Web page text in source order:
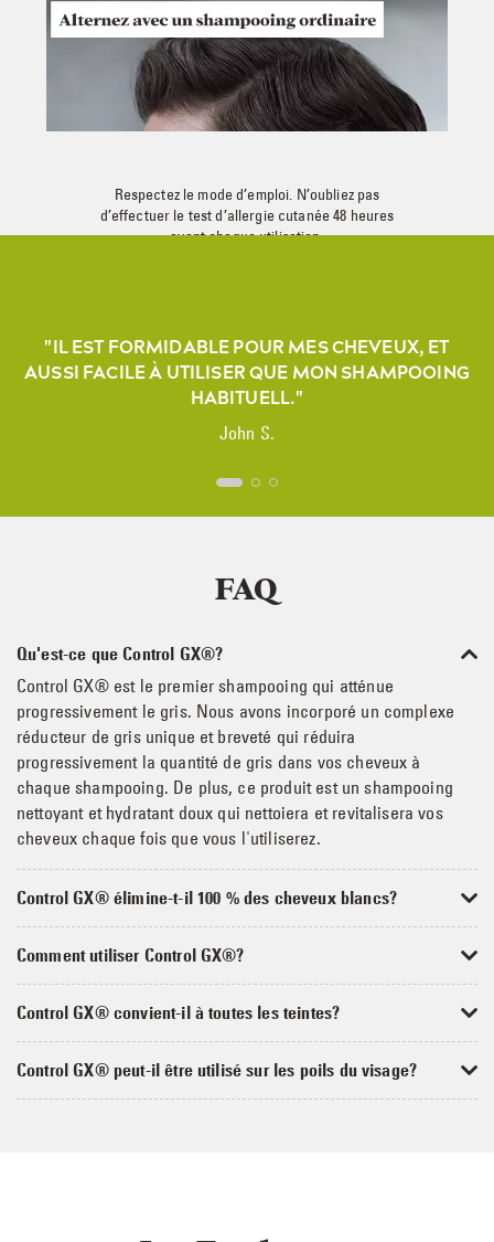
Respectez le mode d’emploi. N’oubliez pas
d’effectuer le test d’allergie cutanée 48 heures
avant chaque utilisation.
"IL EST FORMIDABLE POUR MES CHEVEUX, ET
AUSSI FACILE À UTILISER QUE MON SHAMPOOING
HABITUELL."
John S.
FAQ
Qu'est-ce que Control GX®?
Control GX® est le premier shampooing qui atténue
progressivement le gris. Nous avons incorporé un complexe
réducteur de gris unique et breveté qui réduira
progressivement la quantité de gris dans vos cheveux à
chaque shampooing. De plus, ce produit est un shampooing
nettoyant et hydratant doux qui nettoiera et revitalisera vos
cheveux chaque fois que vous l'utiliserez.
Control GX® élimine-t-il 100 % des cheveux blancs?
Comment utiliser Control GX®?
Control GX® convient-il à toutes les teintes?
Control GX® peut-il être utilisé sur les poils du visage?